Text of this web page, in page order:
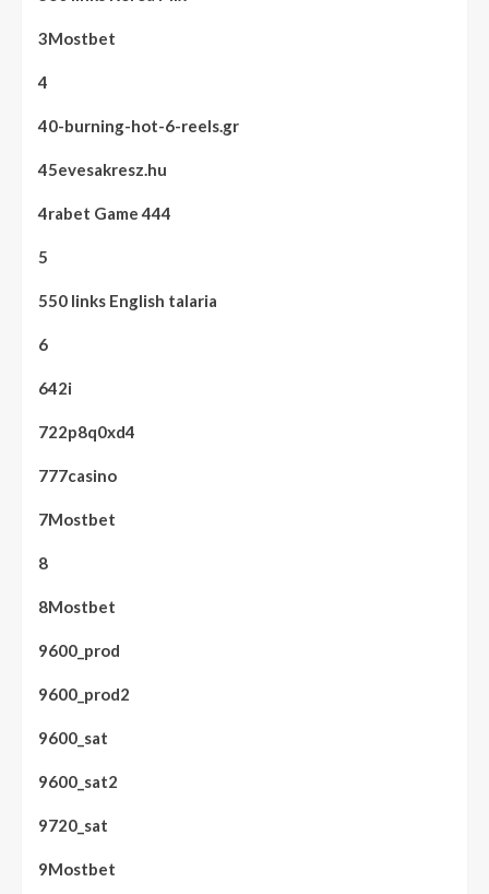
3Mostbet
4
40-burning-hot-6-reels.gr
45evesakresz.hu
4rabet Game 444
5
550 links English talaria
6
642i
722p8q0xd4
777casino
7Mostbet
8
8Mostbet
9600_prod
9600_prod2
9600_sat
9600_sat2
9720_sat
9Mostbet